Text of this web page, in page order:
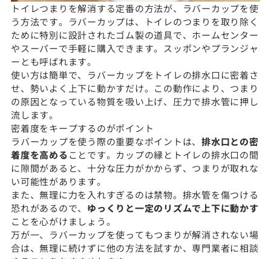
トイレつまりを解消する定番の方法が、ラバーカップを使
う方法です。ラバーカップは、トイレのつまりを取り除く
ために特別に設計されたゴム製の道具で、ホームセンター
やスーパーで手軽に購入できます。スッポンやプランジャ
ーとも呼ばれます。
使い方は簡単で、ラバーカップをトイレの排水口に密着さ
せ、勢いよく上下に動かすだけ。この動作により、つまり
の原因となっている物質を吸い上げ、圧力で排水管に押し
流します。
密着度をキープするのがポイント
ラバーカップを使う際の重要なポイントは、 排水口との密
着度を高めることです。カップの縁とトイレの排水口の間
に隙間があると、十分な圧力がかからず、つまりが取れな
い可能性があります。
また、無理に力を入れすぎるのは禁物。排水管を傷つける
恐れがあるので、 ゆっくりと一定のリズムで上下に動かす
ことを心がけましょう。
万が一、ラバーカップを使ってもつまりが解消されない場
合は、無理に続けずに他の方法を試すか、専門業者に相談